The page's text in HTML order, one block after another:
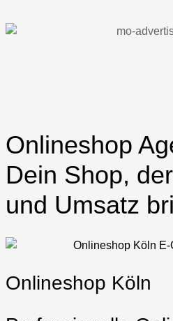
Onlineshop
Dein Shop,
und Umsatz
Onlineshop Köln